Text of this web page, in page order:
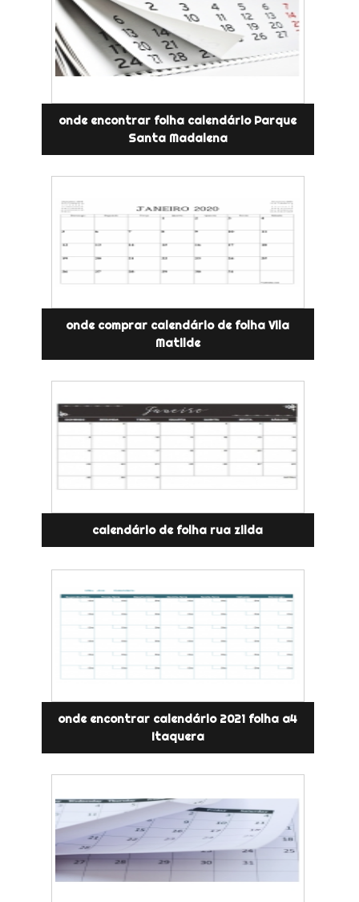
onde encontrar folha calendário Parque
Santa Madalena
onde comprar calendário de folha Vila
Matilde
calendário de folha rua zilda
onde encontrar calendário 2021 folha a4
Itaquera